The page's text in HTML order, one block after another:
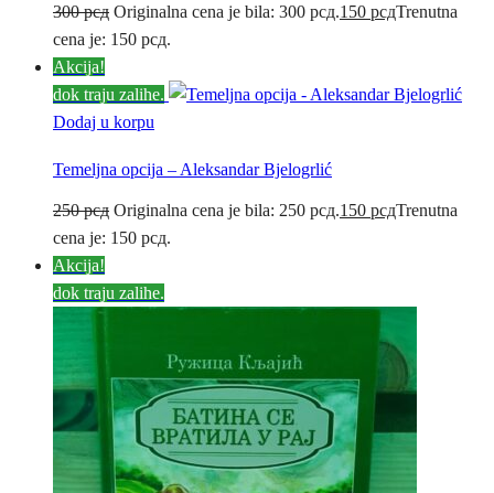
300рсд Originalna cena je bila: 300 рсд.150 рсдTrenutna
cena je: 150 рсд.
Akcija!
dok traju zalihe.
Dodaj u korpu
Temeljna opcija – Aleksandar Bjelogrlić
250рсд Originalna cena je bila: 250 рсд.150 рсдTrenutna
cena je: 150 рсд.
Akcija!
dok traju zalihe.